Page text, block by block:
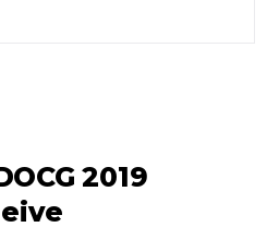
2019